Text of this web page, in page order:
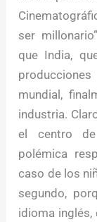
ser
que India,
mundial,
industria.
el centro
polémica
caso de los
segundo,
idioma inglés,